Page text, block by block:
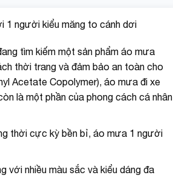
1 người kiểu măng to cánh dơi
tìm kiếm một sản phẩm áo mưa
thời trang và đảm bảo an toàn cho
Acetate Copolymer), áo mưa đi xe
là một phần của phong cách cá nhân
thời cực kỳ bền bỉ, áo mưa 1 người
với nhiều màu sắc và kiểu dáng đa